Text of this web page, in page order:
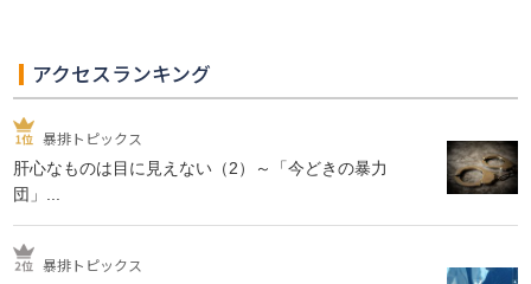
アクセスランキング
暴排トピックス
肝心なものは目に見えない（2）～「今どきの暴力
団」...
暴排トピックス